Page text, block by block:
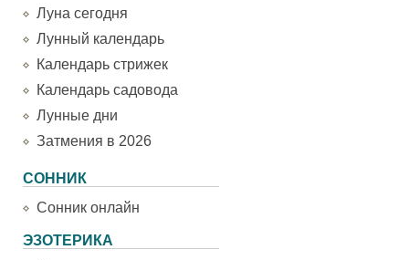
Луна сегодня
Лунный календарь
Календарь стрижек
Календарь садовода
Лунные дни
Затмения в 2026
СОННИК
Сонник онлайн
ЭЗОТЕРИКА